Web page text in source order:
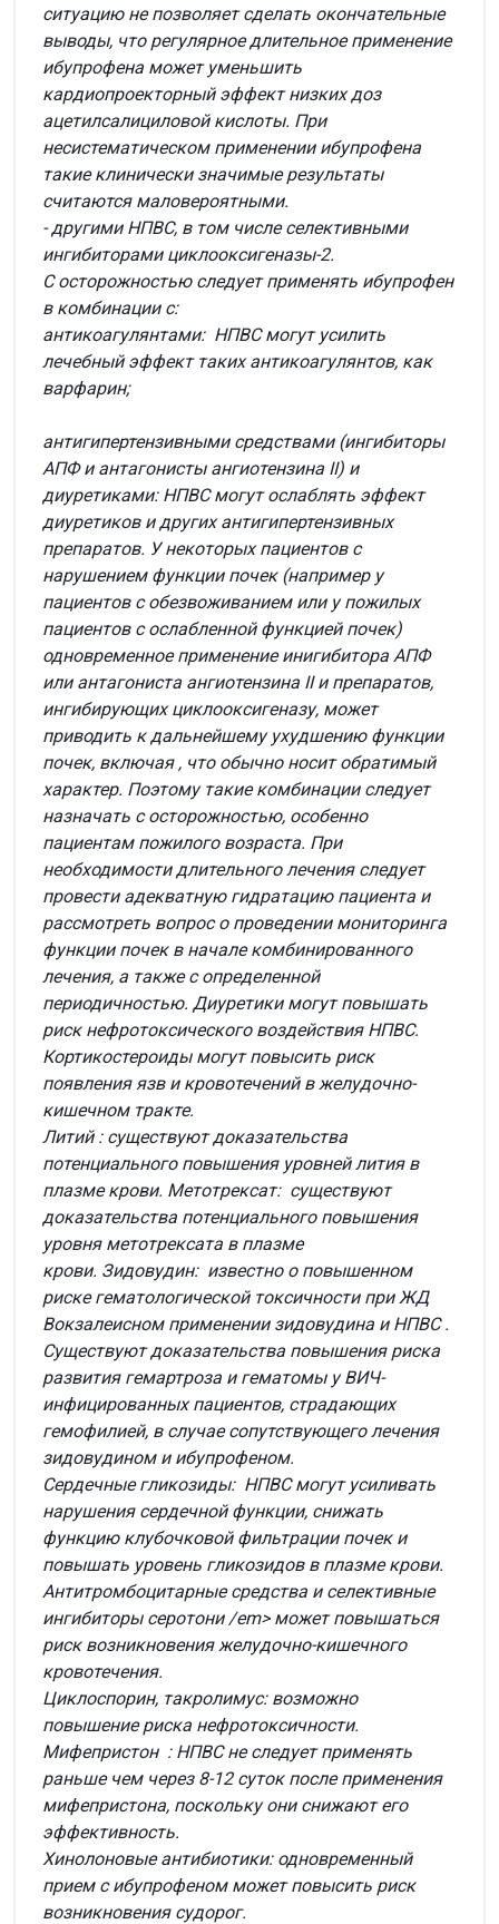
ситуацию не позволяет сделать окончательные
выводы, что регулярное длительное применение
ибупрофена может уменьшить
кардиопроекторный эффект низких доз
ацетилсалициловой кислоты. При
несистематическом применении ибупрофена
такие клинически значимые результаты
считаются маловероятными.
- другими НПВС, в том числе селективными
ингибиторами циклооксигеназы-2.
С осторожностью следует применять ибупрофен
в комбинации с:
антикоагулянтами: НПВС могут усилить
лечебный эффект таких антикоагулянтов, как
варфарин;
антигипертензивными средствами (ингибиторы
АПФ и антагонисты ангиотензина II) и
диуретиками: НПВС могут ослаблять эффект
диуретиков и других антигипертензивных
препаратов. У некоторых пациентов с
нарушением функции почек (например у
пациентов с обезвоживанием или у пожилых
пациентов с ослабленной функцией почек)
одновременное применение инигибитора АПФ
или антагониста ангиотензина II и препаратов,
ингибирующих циклооксигеназу, может
приводить к дальнейшему ухудшению функции
почек, включая , что обычно носит обратимый
характер. Поэтому такие комбинации следует
назначать с осторожностью, особенно
пациентам пожилого возраста. При
необходимости длительного лечения следует
провести адекватную гидратацию пациента и
рассмотреть вопрос о проведении мониторинга
функции почек в начале комбинированного
лечения, а также с определенной
периодичностью. Диуретики могут повышать
риск нефротоксического воздействия НПВС.
Кортикостероиды могут повысить риск
появления язв и кровотечений в желудочно-
кишечном тракте.
Литий : существуют доказательства
потенциального повышения уровней лития в
плазме крови. Метотрексат: существуют
доказательства потенциального повышения
уровня метотрексата в плазме
крови. Зидовудин: известно о повышенном
риске гематологической токсичности при ЖД
Вокзалеисном применении зидовудина и НПВС .
Существуют доказательства повышения риска
развития гемартроза и гематомы у ВИЧ-
инфицированных пациентов, страдающих
гемофилией, в случае сопутствующего лечения
зидовудином и ибупрофеном.
Сердечные гликозиды: НПВС могут усиливать
нарушения сердечной функции, снижать
функцию клубочковой фильтрации почек и
повышать уровень гликозидов в плазме крови.
Антитромбоцитарные средства и селективные
ингибиторы серотони /em> может повышаться
риск возникновения желудочно-кишечного
кровотечения.
Циклоспорин, такролимус: возможно
повышение риска нефротоксичности.
Мифепристон : НПВС не следует применять
раньше чем через 8-12 суток после применения
мифепристона, поскольку они снижают его
эффективность.
Хинолоновые антибиотики: одновременный
прием с ибупрофеном может повысить риск
возникновения судорог.